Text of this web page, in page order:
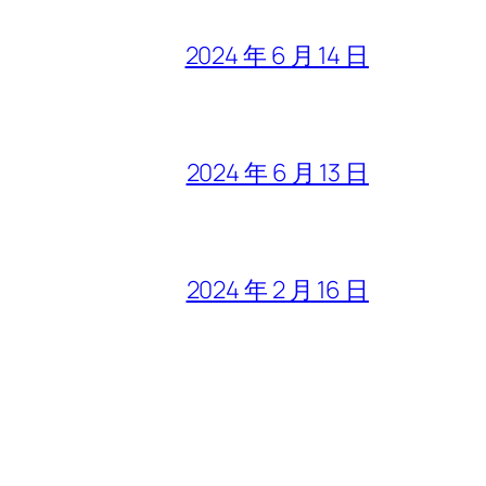
2024 年 6 月 14 日
2024 年 6 月 13 日
2024 年 2 月 16 日